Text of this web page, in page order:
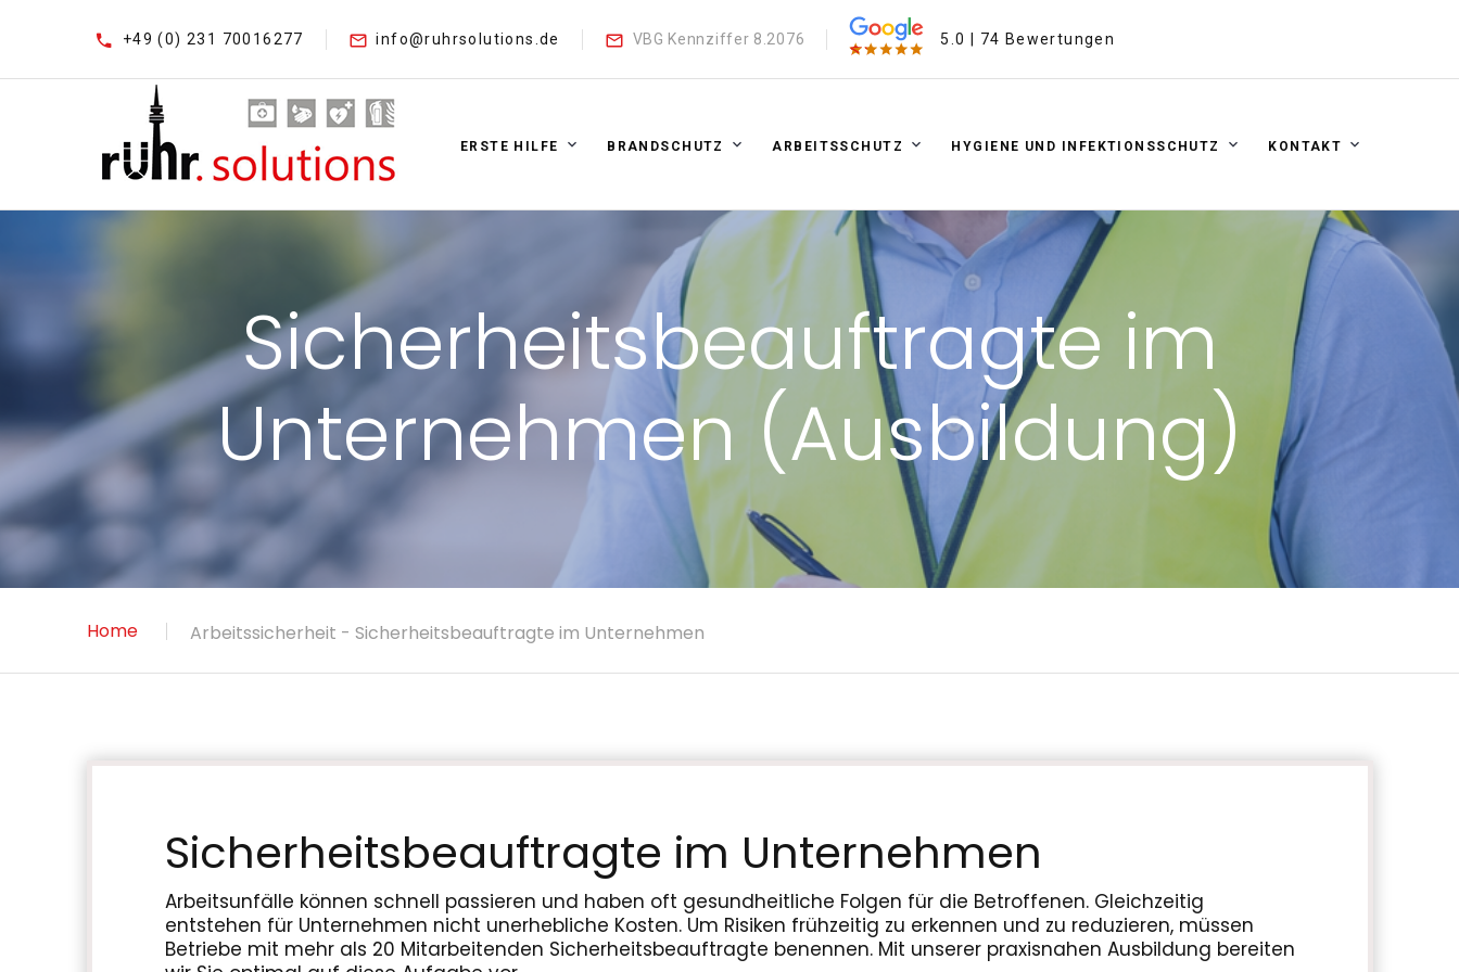
+49 (0) 231 70016277 info@ruhrsolutions.de VBG Kennziffer 8.2076 5.0 | 74 Bewertungen
ERSTE HILFE BRANDSCHUTZ ARBEITSSCHUTZ HYGIENE UND INFEKTIONSSCHUTZ KONTAKT
Sicherheitsbeauftragte im
Unternehmen (Ausbildung)
Home Arbeitssicherheit - Sicherheitsbeauftragte im Unternehmen
Sicherheitsbeauftragte im Unternehmen
Arbeitsunfälle können schnell passieren und haben oft gesundheitliche Folgen für die Betroffenen. Gleichzeitig
entstehen für Unternehmen nicht unerhebliche Kosten. Um Risiken frühzeitig zu erkennen und zu reduzieren, müssen
Betriebe mit mehr als 20 Mitarbeitenden Sicherheitsbeauftragte benennen. Mit unserer praxisnahen Ausbildung bereiten